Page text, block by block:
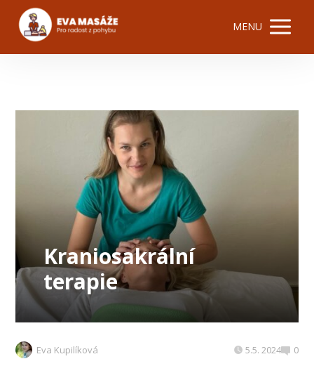
MENU
Kraniosakrální
terapie
Eva Kupilíková 5.5. 2024 0